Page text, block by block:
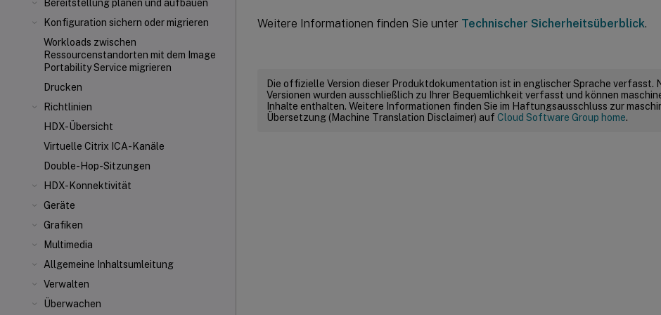
Bereitstellung planen und aufbauen
Konfiguration sichern oder migrieren
Workloads zwischen
Ressourcenstandorten mit dem Image
Portability Service migrieren
Drucken
Richtlinien
HDX-Übersicht
Virtuelle Citrix ICA-Kanäle
Double-Hop-Sitzungen
HDX-Konnektivität
Geräte
Grafiken
Multimedia
Allgemeine Inhaltsumleitung
Verwalten
Überwachen
Weitere Informationen finden Sie unter Technischer Sicherheitsüberblick.
Die offizielle Version dieser Produktdokumentation ist in englischer Sprache verfasst.
Versionen wurden ausschließlich zu Ihrer Bequemlichkeit verfasst und können
Inhalte enthalten. Weitere Informationen finden Sie im Haftungsausschluss zur
Übersetzung (Machine Translation Disclaimer) auf Cloud Software Group home.